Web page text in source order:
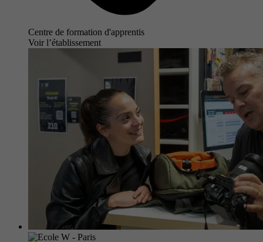
Centre de formation d'apprentis
Voir l’établissement